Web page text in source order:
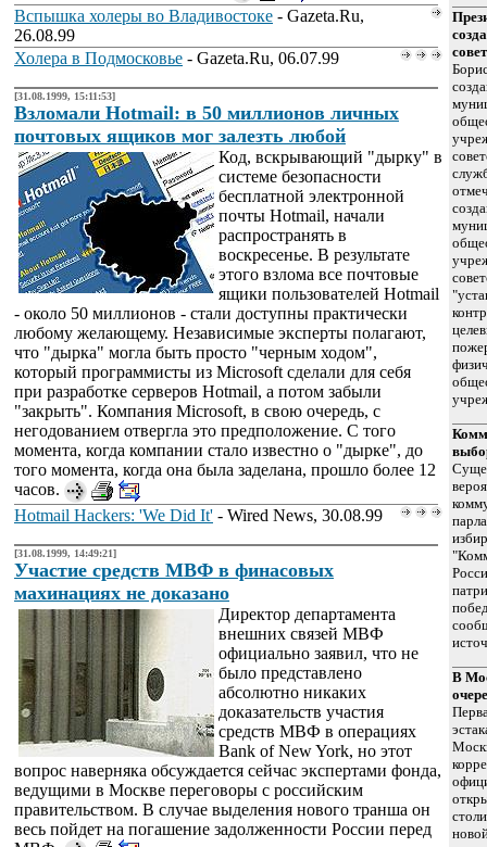
Вспышка холеры во Владивостоке - Gazeta.Ru,
26.08.99
Холера в Подмосковье - Gazeta.Ru, 06.07.99
[31.08.1999, 15:11:53]
Взломали Hotmail: в 50 миллионов личных
почтовых ящиков мог залезть любой
Код, вскрывающий "дырку" в
системе безопасности
бесплатной электронной
почты Hotmail, начали
распространять в
воскресенье. В результате
этого взлома все почтовые
ящики пользователей Hotmail
- около 50 миллионов - стали доступны практически
любому желающему. Независимые эксперты полагают,
что "дырка" могла быть просто "черным ходом",
который программисты из Microsoft сделали для себя
при разработке серверов Hotmail, а потом забыли
"закрыть". Компания Microsoft, в свою очередь, с
негодованием отвергла это предположение. С того
момента, когда компании стало известно о "дырке", до
того момента, когда она была заделана, прошло более 12
часов.
Hotmail Hackers: 'We Did It' - Wired News, 30.08.99
[31.08.1999, 14:49:21]
Участие средств МВФ в финасовых
махинациях не доказано
Директор департамента
внешних связей МВФ
официально заявил, что не
было представлено
абсолютно никаких
доказательств участия
средств МВФ в операциях
Bank of New York, но этот
вопрос наверняка обсуждается сейчас экспертами фонда,
ведущими в Москве переговоры с российским
правительством. В случае выделения нового транша он
весь пойдет на погашение задолженности России перед
В